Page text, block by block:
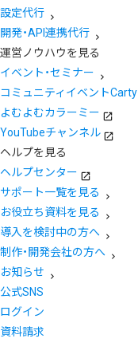
設定代行
開発・API連携代行
運営ノウハウを見る
イベント・セミナー
コミュニティイベントCarty
よむよむカラーミー
YouTubeチャンネル
ヘルプを見る
ヘルプセンター
サポート一覧を見る
お役立ち資料を見る
導入を検討中の方へ
制作・開発会社の方へ
お知らせ
公式SNS
ログイン
資料請求